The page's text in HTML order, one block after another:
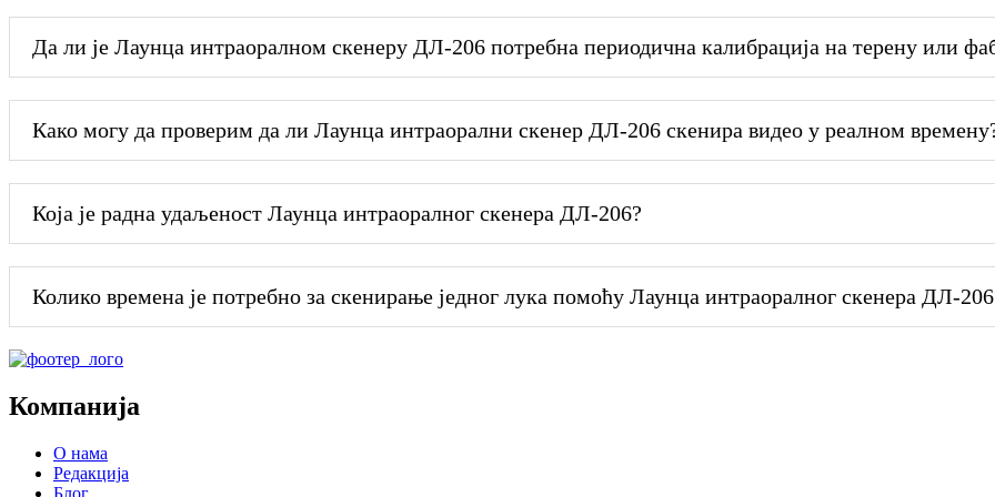
Да ли је Лаунца интраоралном скенеру ДЛ-206 потребна периодична калибрација на терену или
Како могу да проверим да ли Лаунца интраорални скенер ДЛ-206 скенира видео у реалном
Која је радна удаљеност Лаунца интраоралног скенера ДЛ-206?
Колико времена је потребно за скенирање једног лука помоћу Лаунца интраоралног скенера ДЛ-
Компанија
О нама
Редакција
Блог